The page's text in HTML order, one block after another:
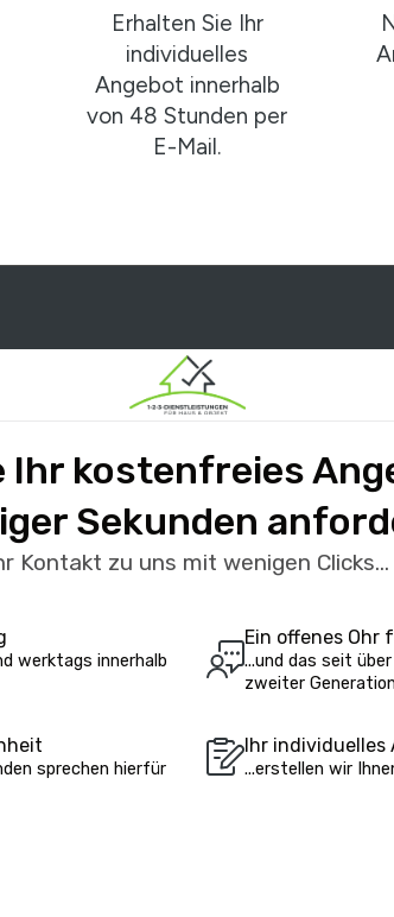
Erhalten Sie Ihr
individuelles
Angebot innerhalb
von 48 Stunden per
E-Mail.